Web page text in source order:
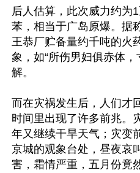
后人估算，此次威力约为
苯，相当于广岛原爆。据
王恭厂贮备量约千吨的火
象，如“所伤男妇俱赤体
解。
而在灾祸发生后，人们才
时间里出现了许多前兆。
年又继续干旱天气；灾变
京城的观象台处，昼夜哀
害，霜情严重，五月份竟